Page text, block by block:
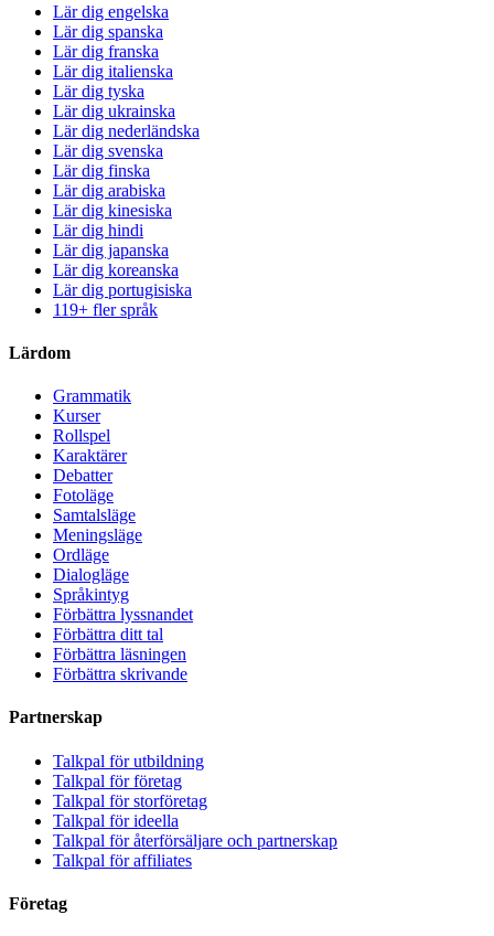
Lär dig engelska
Lär dig spanska
Lär dig franska
Lär dig italienska
Lär dig tyska
Lär dig ukrainska
Lär dig nederländska
Lär dig svenska
Lär dig finska
Lär dig arabiska
Lär dig kinesiska
Lär dig hindi
Lär dig japanska
Lär dig koreanska
Lär dig portugisiska
119+ fler språk
Lärdom
Grammatik
Kurser
Rollspel
Karaktärer
Debatter
Fotoläge
Samtalsläge
Meningsläge
Ordläge
Dialogläge
Språkintyg
Förbättra lyssnandet
Förbättra ditt tal
Förbättra läsningen
Förbättra skrivande
Partnerskap
Talkpal för utbildning
Talkpal för företag
Talkpal för storföretag
Talkpal för ideella
Talkpal för återförsäljare och partnerskap
Talkpal för affiliates
Företag